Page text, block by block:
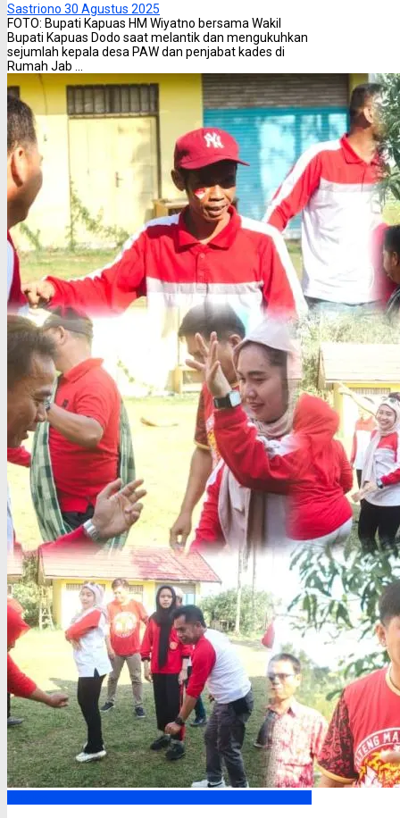
Sastriono 30 Agustus 2025
FOTO: Bupati Kapuas HM Wiyatno bersama Wakil
Bupati Kapuas Dodo saat melantik dan mengukuhkan
sejumlah kepala desa PAW dan penjabat kades di
Rumah Jab ...